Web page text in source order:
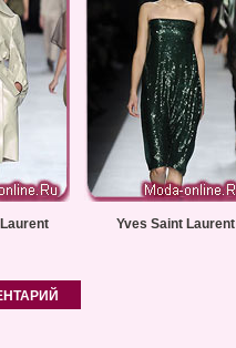
Yves Saint Laurent